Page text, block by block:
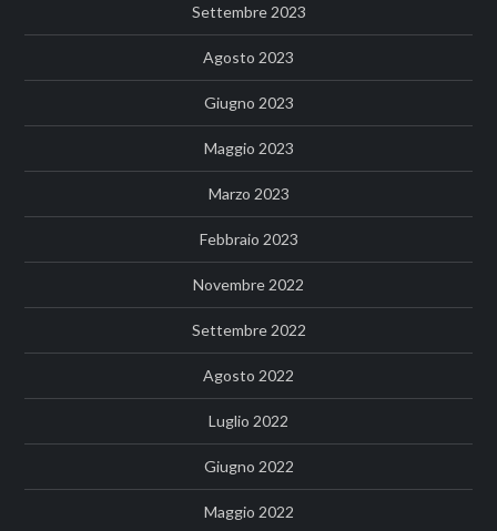
Settembre 2023
Agosto 2023
Giugno 2023
Maggio 2023
Marzo 2023
Febbraio 2023
Novembre 2022
Settembre 2022
Agosto 2022
Luglio 2022
Giugno 2022
Maggio 2022